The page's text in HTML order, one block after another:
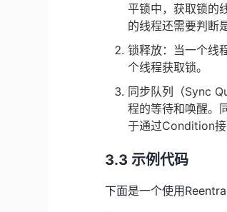
平锁中，获取锁的
的线程还需要判断
锁释放：当一个线
个线程获取锁。
同步队列（Sync
程的等待和唤醒。
于通过Condition
3.3 示例代码
下面是一个使用